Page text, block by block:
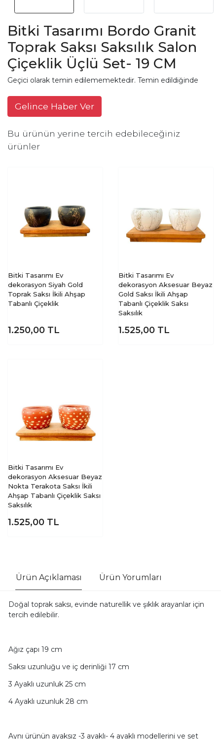
Bitki Tasarımı Bordo Granit
Toprak Saksı Saksılık Salon
Çiçeklik Üçlü Set- 19 CM
Geçici olarak temin edilememektedir. Temin edildiğinde
Gelince Haber Ver
Bu ürünün yerine tercih edebileceğiniz
ürünler
Bitki Tasarımı Ev
dekorasyon Siyah Gold
Toprak Saksı İkili Ahşap
Tabanlı Çiçeklik
1.250,00 TL
Bitki Tasarımı Ev
dekorasyon Aksesuar Beyaz
Gold Saksı İkili Ahşap
Tabanlı Çiçeklik Saksı
Saksılık
1.525,00 TL
Bitki Tasarımı Ev
dekorasyon Aksesuar Beyaz
Nokta Terakota Saksı İkili
Ahşap Tabanlı Çiçeklik Saksı
Saksılık
1.525,00 TL
Ürün Açıklaması Ürün Yorumları
Doğal toprak saksı, evinde naturellik ve şıklık arayanlar için
tercih edilebilir.
Ağız çapı 19 cm
Saksı uzunluğu ve iç derinliği 17 cm
3 Ayaklı uzunluk 25 cm
4 Ayaklı uzunluk 28 cm
Aynı ürünün ayaksız -3 ayaklı- 4 ayaklı modellerini ve set